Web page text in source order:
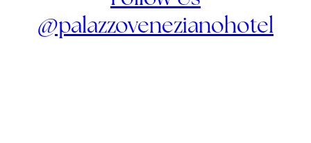
@palazzovenezianohotel